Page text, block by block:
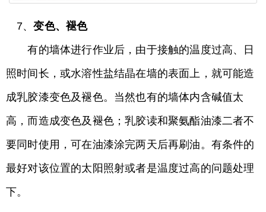
7、变色、褪色
有的墙体进行作业后，由于接触的温度过高、日
照时间长，或水溶性盐结晶在墙的表面上，就可能造
成乳胶漆变色及褪色。当然也有的墙体内含碱值太
高，而造成变色及褪色；乳胶读和聚氨酯油漆二者不
要同时使用，可在油漆涂完两天后再刷油。有条件的
最好对该位置的太阳照射或者是温度过高的问题处理
下。